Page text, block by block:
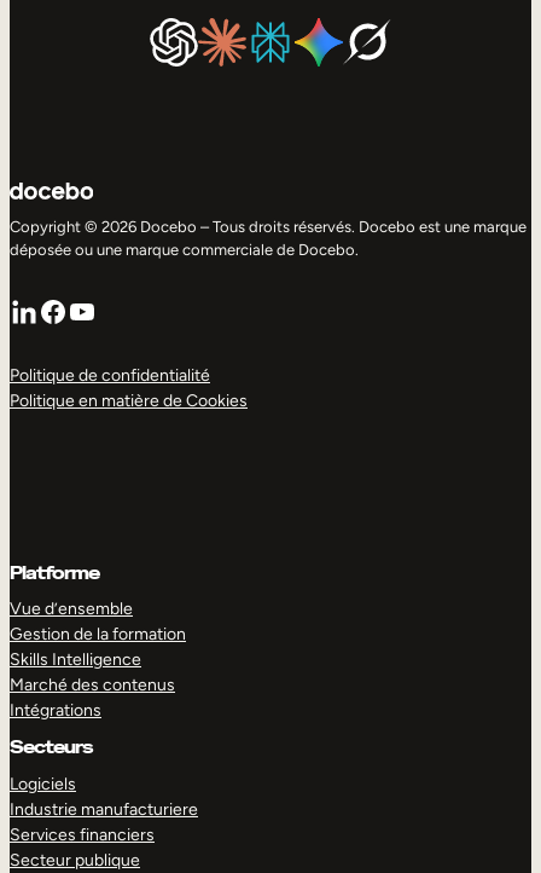
Copyright © 2026 Docebo – Tous droits réservés. Docebo est une marque
déposée ou une marque commerciale de Docebo.
LinkedIn
Facebook
YouTube
Politique de confidentialité
Politique en matière de Cookies
Platforme
Vue d’ensemble
Gestion de la formation
Skills Intelligence
Marché des contenus
Intégrations
Secteurs
Logiciels
Industrie manufacturiere
Services financiers
Secteur publique